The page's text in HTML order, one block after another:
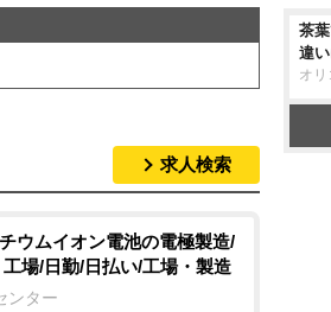
求人検索
チウムイオン電池の電極製造/
場/日勤/日払い/工場・製造
ンター
茶
違
オ